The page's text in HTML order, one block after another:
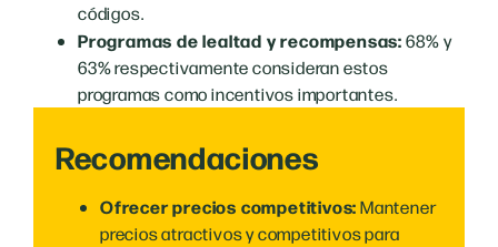
códigos.
Programas de lealtad y recompensas:68% y
63% respectivamente consideran estos
programas como incentivos importantes.
Recomendaciones
Ofrecer precios competitivos:Mantener
precios atractivos y competitivos para